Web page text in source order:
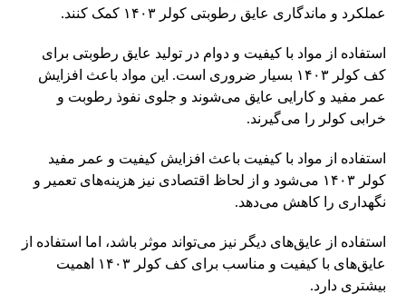
عملکرد و ماندگاری عایق رطوبتی کولر ۱۴۰۳ کمک کنند.
استفاده از مواد با کیفیت و دوام در تولید عایق رطوبتی برای
کف کولر ۱۴۰۳ بسیار ضروری است. این مواد باعث افزایش
عمر مفید و کارایی عایق می‌شوند و جلوی نفوذ رطوبت و
خرابی کولر را می‌گیرند.
استفاده از مواد با کیفیت باعث افزایش کیفیت و عمر مفید
کولر ۱۴۰۳ می‌شود و از لحاظ اقتصادی نیز هزینه‌های تعمیر و
نگهداری را کاهش می‌دهد.
استفاده از عایق‌های دیگر نیز می‌تواند موثر باشد، اما استفاده از
عایق‌های با کیفیت و مناسب برای کف کولر ۱۴۰۳ اهمیت
بیشتری دارد.